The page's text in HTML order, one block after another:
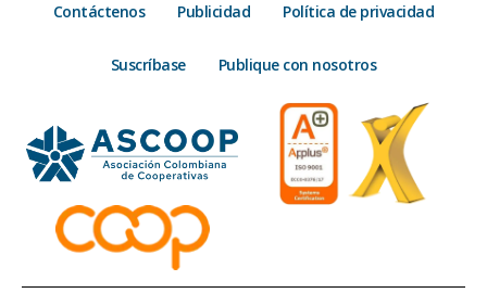
Contáctenos Publicidad Política de privacidad
Suscríbase Publique con nosotros